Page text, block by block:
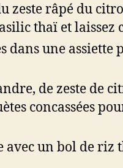
zeste râpé du
thaï et laissez
dans une assiette
de zeste de
concassées
avec un bol de riz